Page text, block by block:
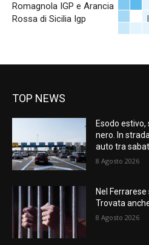
Romagnola IGP e Arancia
Rossa di Sicilia Igp
TOP NEWS
Esodo
nero. In
auto tra
8 Agosto 2026
Nel
Trovata
8 Agosto 2026